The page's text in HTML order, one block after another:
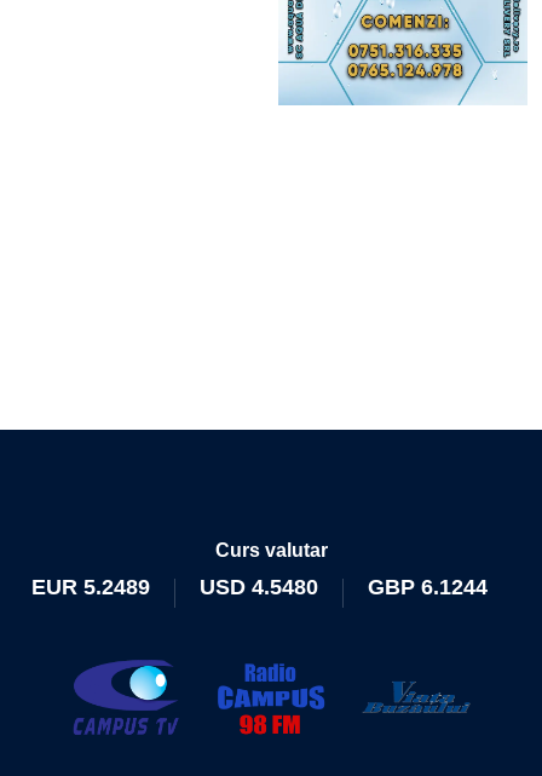
Curs valutar
EUR 5.2489 USD 4.5480 GBP 6.1244